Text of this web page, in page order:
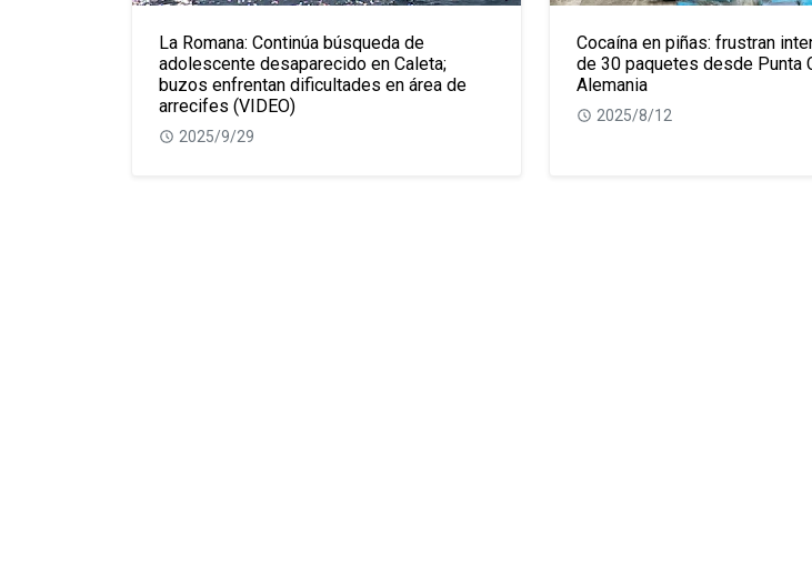
La Romana: Continúa búsqueda de
adolescente desaparecido en Caleta;
buzos enfrentan dificultades en área de
arrecifes (VIDEO)
2025/9/29
Cocaína en piñas: frustran
de 30 paquetes desde Punta
Alemania
2025/8/12